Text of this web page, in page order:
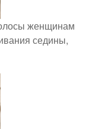
женщинам
седины,